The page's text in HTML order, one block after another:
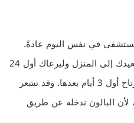
في نفس اليوم عادةً.
ومن الأفضل وجود شخص معك ليعيدك إلى المنزل وليرعاك أول 24
ساعة بعد العملية. كما يجب أن ترتاح أول 3 أيام بعدها. وقد تشعر
لأن البالون ندخله عن طريق